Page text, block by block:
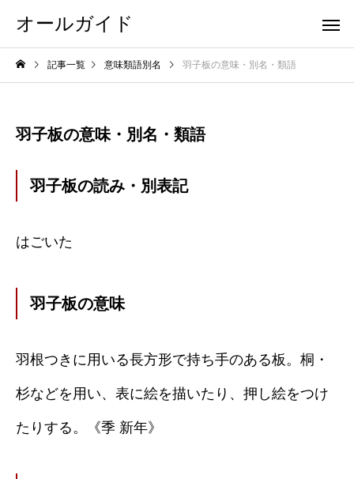
オールガイド
記事一覧 意味類語別名 羽子板の意味・別名・類語
羽子板の意味・別名・類語
羽子板の読み・別表記
はごいた
羽子板の意味
羽根つきに用いる長方形で持ち手のある板。桐・
杉などを用い、表に絵を描いたり、押し絵をつけ
たりする。《季 新年》